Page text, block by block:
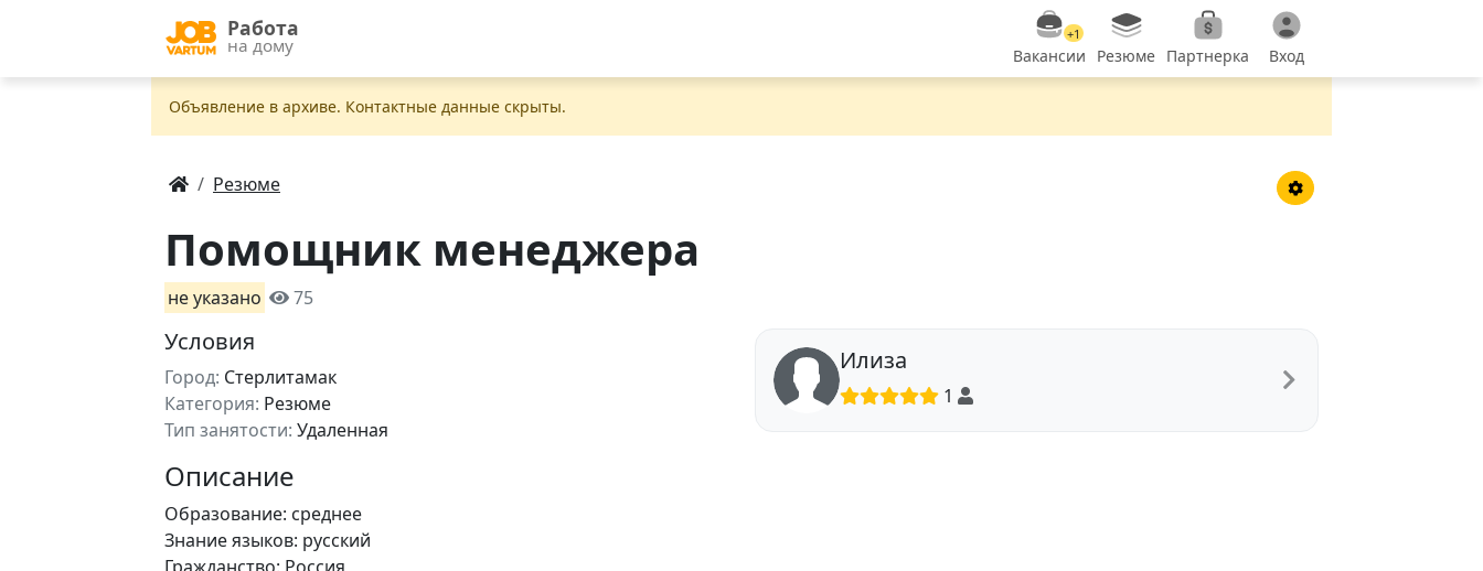
Работа
на дому
+1
Вакансии Резюме Партнерка Вход
Объявление в apxивe. Контактные данные скрыты.
Резюме
Помощник менеджера
не указано 75
Условия
Город: Стерлитамак
Категория: Резюме
Тип занятости: Удаленная
Илиза
1
Описание
Образование: среднее
Знание языков: русский